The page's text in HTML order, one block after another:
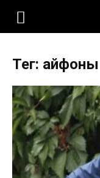
KLOOP.KG
Новости
Кыргызстана
Тег: айфоны